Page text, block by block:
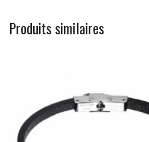
Produits similaires